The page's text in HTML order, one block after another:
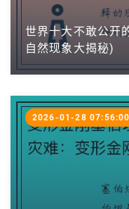
世界十大不敢公开
自然现象大揭秘)
2026-01-28 07:56:00